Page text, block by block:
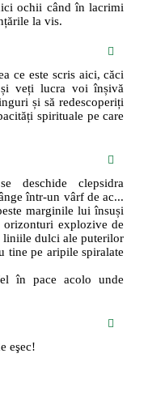
ochii când în lacrimi
la vis.
ce este scris aici, căci
veți lucra voi înșivă
și să redescoperiți
spirituale pe care
deschide clepsidra
într-un vârf de ac...
marginile lui însuși
explozive de
liniile dulci ale puterilor
tine pe aripile spiralate
în pace acolo unde
eşec!